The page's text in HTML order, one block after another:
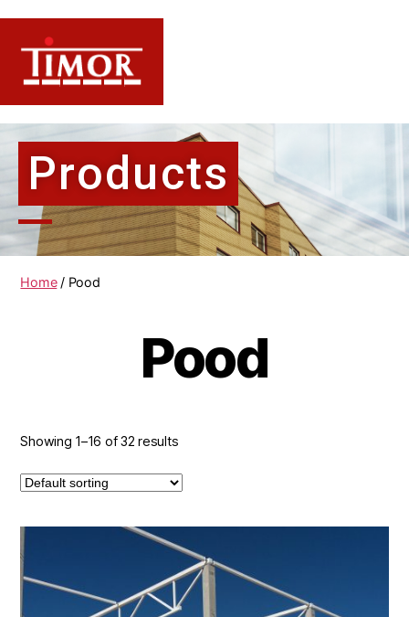
Products
Home/ Pood
Pood
Showing 1–16 of 32 results